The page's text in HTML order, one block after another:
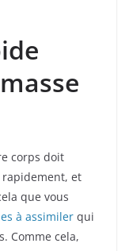
corps doit
rapidement, et
que vous
à assimiler qui
Comme cela,